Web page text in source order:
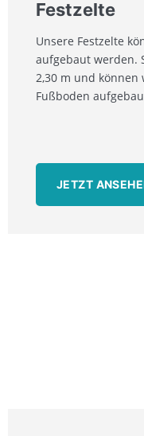
Festzelte
Unsere Festzelte
aufgebaut werden.
2,30 m und können
Fußboden
JETZT